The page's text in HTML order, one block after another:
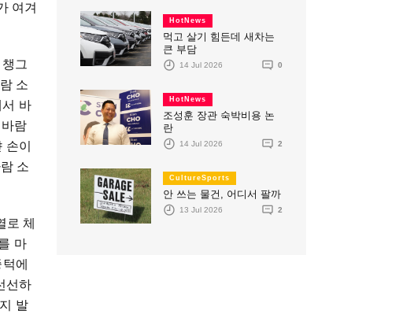
여겨
챙그
소
바
바람
손이
소
로 체
마
에
선하
발
HotNews
먹고 살기 힘든데 새차는
큰 부담
14 Jul 2026 0
HotNews
조성훈 장관 숙박비용 논
란
14 Jul 2026 2
CultureSports
안 쓰는 물건, 어디서 팔까
13 Jul 2026 2